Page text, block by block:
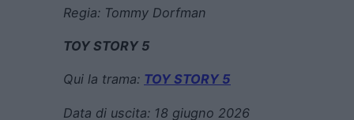
Regia: Tommy Dorfman
TOY STORY 5
Qui la trama: TOY STORY 5
Data di uscita: 18 giugno 2026